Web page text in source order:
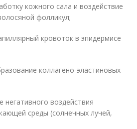
кожного сала и воздействие
фолликул;
кровоток в эпидермисе
коллагено-эластиновых
негативного воздействия
среды (солнечных лучей,